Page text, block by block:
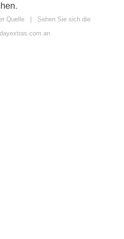
Quelle | Sehen Sie sich die
an